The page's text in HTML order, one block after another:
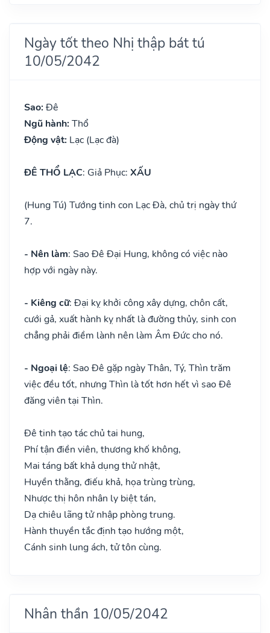
Ngày tốt theo Nhị thập bát tú
10/05/2042
Sao: Đê
Ngũ hành: Thổ
Động vật: Lạc (Lạc đà)
ĐÊ THỔ LẠC: Giả Phục: XẤU
(Hung Tú) Tướng tinh con Lạc Đà, chủ trị ngày thứ
7.
- Nên làm: Sao Đê Đại Hung, không có việc nào
hợp với ngày này.
- Kiêng cữ: Đại kỵ khởi công xây dựng, chôn cất,
cưới gả, xuất hành kỵ nhất là đường thủy, sinh con
chẳng phải điềm lành nên làm Âm Đức cho nó.
- Ngoại lệ: Sao Đê gặp ngày Thân, Tý, Thìn trăm
việc đều tốt, nhưng Thìn là tốt hơn hết vì sao Đê
đăng viên tại Thìn.
Đê tinh tạo tác chủ tai hung,
Phí tận điền viên, thương khố không,
Mai táng bất khả dụng thử nhật,
Huyền thằng, điếu khả, họa trùng trùng,
Nhược thị hôn nhân ly biệt tán,
Dạ chiêu lãng tử nhập phòng trung.
Hành thuyền tắc định tạo hướng một,
Cánh sinh lung ách, tử tôn cùng.
Nhân thần 10/05/2042